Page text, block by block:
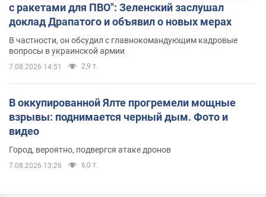
с ракетами для ПВО": Зеленский заслушал
доклад Драпатого и объявил о новых мерах
В частности, он обсудил с главнокомандующим кадровые
вопросы в украинской армии
7.08.2026 14:51 2,9 т.
В оккупированной Ялте прогремели мощные
взрывы: поднимается черный дым. Фото и
видео
Город, вероятно, подвергся атаке дронов
7.08.2026 13:26 6,0 т.